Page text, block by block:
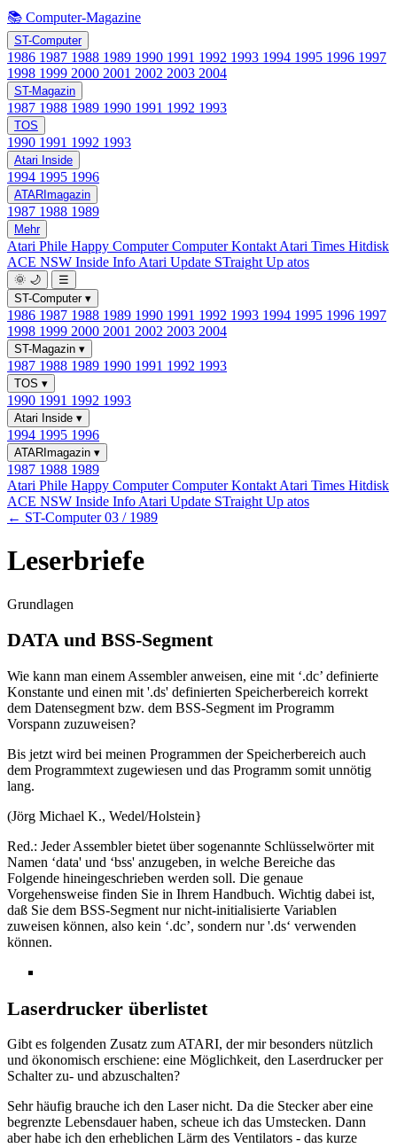
📚 Computer-Magazine
ST-Computer
1986 1987 1988 1989 1990 1991 1992 1993 1994 1995 1996 1997
1998 1999 2000 2001 2002 2003 2004
ST-Magazin
1987 1988 1989 1990 1991 1992 1993
TOS
1990 1991 1992 1993
Atari Inside
1994 1995 1996
ATARImagazin
1987 1988 1989
Mehr
Atari Phile Happy ComputerComputer Kontakt Atari Times Hitdisk
ACE NSW Inside Info Atari Update STraight Up atos
🌞 🌙
☰
ST-Computer ▾
1986 1987 1988 1989 1990 1991 1992 1993 1994 1995 1996 1997
1998 1999 2000 2001 2002 2003 2004
ST-Magazin ▾
1987 1988 1989 1990 1991 1992 1993
TOS ▾
1990 1991 1992 1993
Atari Inside ▾
1994 1995 1996
ATARImagazin ▾
1987 1988 1989
Atari Phile Happy ComputerComputer Kontakt Atari Times Hitdisk
ACE NSW Inside Info Atari Update STraight Up atos
← ST-Computer 03 / 1989
Leserbriefe
Grundlagen
DATA und BSS-Segment
Wie kann man einem Assembler anweisen, eine mit ‘.dc’ definierte
Konstante und einen mit '.ds' definierten Speicherbereich korrekt
dem Datensegment bzw. dem BSS-Segment im Programm
Vorspann zuzuweisen?
Bis jetzt wird bei meinen Programmen der Speicherbereich auch
dem Programmtext zugewiesen und das Programm somit unnötig
lang.
(Jörg Michael K., Wedel/Holstein}
Red.: Jeder Assembler bietet über sogenannte Schlüsselwörter mit
Namen ‘data' und ‘bss' anzugeben, in welche Bereiche das
Folgende hineingeschrieben werden soll. Die genaue
Vorgehensweise finden Sie in Ihrem Handbuch. Wichtig dabei ist,
daß Sie dem BSS-Segment nur nicht-initialisierte Variablen
zuweisen können, also kein ‘.dc’, sondern nur '.ds‘ verwenden
können.
Laserdrucker überlistet
Gibt es folgenden Zusatz zum ATARI, der mir besonders nützlich
und ökonomisch erschiene: eine Möglichkeit, den Laserdrucker per
Schalter zu- und abzuschalten?
Sehr häufig brauche ich den Laser nicht. Da die Stecker aber eine
begrenzte Lebensdauer haben, scheue ich das Umstecken. Dann
aber habe ich den erheblichen Lärm des Ventilators - das kurze